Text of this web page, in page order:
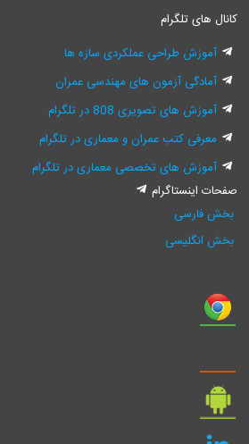
کانال های تلگرام
آموزش طراحی عملکردی سازه ها
آمادگی آزمون های مهندسی عمران
آموزش های تصویری 808 در تلگرام
معرفی کتب عمران و معماری در تلگرام
آموزش های تخصصی معماری در تلگرام
صفحات اینستاگرام
بخش فارسی
بخش انگلیسی